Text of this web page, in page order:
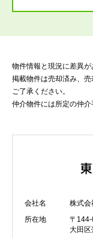
物件情報と現況に差異が
掲載物件は売却済み、
ご了承ください。
仲介物件には所定の仲介
会社名
株式会
所在地
〒
大田区